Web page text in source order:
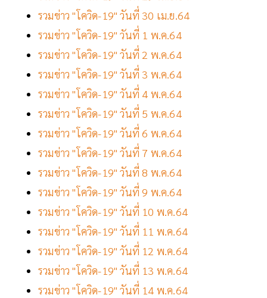
รวมข่าว "โควิด-19" วันที่ 30 เม.ย.64
รวมข่าว "โควิด-19" วันที่ 1 พ.ค.64
รวมข่าว "โควิด-19" วันที่ 2 พ.ค.64
รวมข่าว "โควิด-19" วันที่ 3 พ.ค.64
รวมข่าว "โควิด-19" วันที่ 4 พ.ค.64
รวมข่าว "โควิด-19" วันที่ 5 พ.ค.64
รวมข่าว "โควิด-19" วันที่ 6 พ.ค.64
รวมข่าว "โควิด-19" วันที่ 7 พ.ค.64
รวมข่าว "โควิด-19" วันที่ 8 พ.ค.64
รวมข่าว "โควิด-19" วันที่ 9 พ.ค.64
รวมข่าว "โควิด-19" วันที่ 10 พ.ค.64
รวมข่าว "โควิด-19" วันที่ 11 พ.ค.64
รวมข่าว "โควิด-19" วันที่ 12 พ.ค.64
รวมข่าว "โควิด-19" วันที่ 13 พ.ค.64
รวมข่าว "โควิด-19" วันที่ 14 พ.ค.64